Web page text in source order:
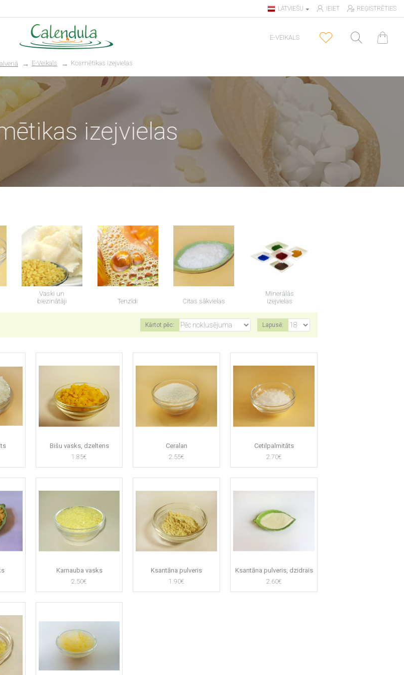
LATVIEŠU IEIET REĢISTRĒTIES
E-VEIKALS
E-Veikals Kosmētikas izejvielas
izejvielas
Vaski un
biezinātāji
Tenzīdi Citas sākvielas
Minerālās
izejvielas
Kārtot pēc: Lapusē:
Bišu vasks, dzeltens
1.85€
Ceralan
2.55€
Cetilpalmitāts
2.70€
Karnauba vasks
2.50€
Ksantāna pulveris
1.90€
Ksantāna pulveris, dzidrais
2.60€